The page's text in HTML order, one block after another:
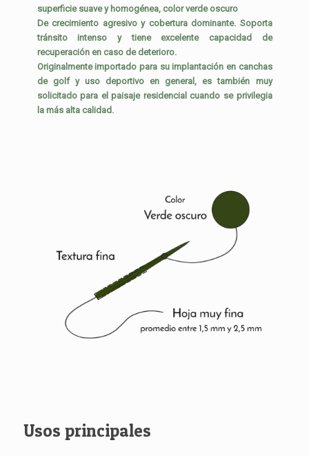
superficie suave y homogénea, color verde oscuro
De crecimiento agresivo y cobertura dominante. Soporta
tránsito intenso y tiene excelente capacidad de
recuperación en caso de deterioro.
Originalmente importado para su implantación en canchas
de golf y uso deportivo en general, es también muy
solicitado para el paisaje residencial cuando se privilegia
la más alta calidad.
Usos principales